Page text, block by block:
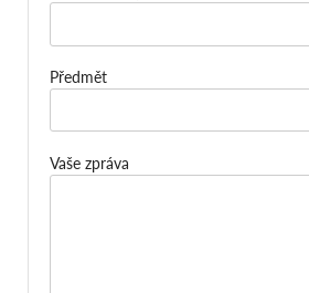
Předmět
Vaše zpráva